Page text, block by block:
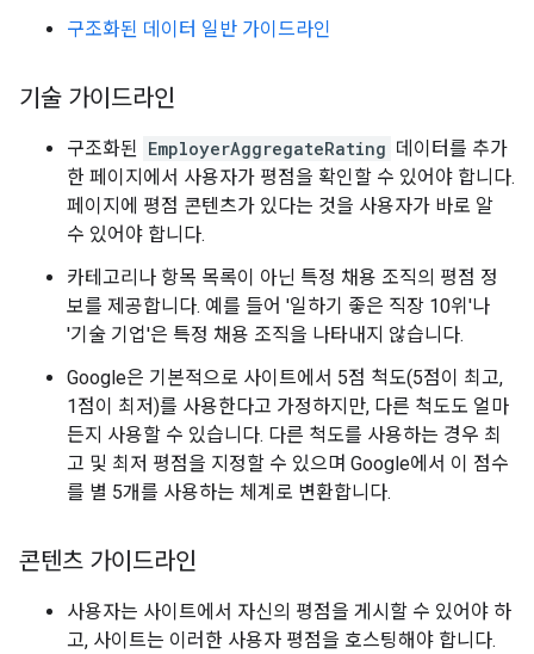
구조화된 데이터 일반 가이드라인
기술 가이드라인
구조화된 EmployerAggregateRating 데이터를 추가
한 페이지에서 사용자가 평점을 확인할 수 있어야 합니다.
페이지에 평점 콘텐츠가 있다는 것을 사용자가 바로 알
수 있어야 합니다.
카테고리나 항목 목록이 아닌 특정 채용 조직의 평점 정
보를 제공합니다. 예를 들어 '일하기 좋은 직장 10위'나
'기술 기업'은 특정 채용 조직을 나타내지 않습니다.
Google은 기본적으로 사이트에서 5점 척도(5점이 최고,
1점이 최저)를 사용한다고 가정하지만, 다른 척도도 얼마
든지 사용할 수 있습니다. 다른 척도를 사용하는 경우 최
고 및 최저 평점을 지정할 수 있으며 Google에서 이 점수
를 별 5개를 사용하는 체계로 변환합니다.
콘텐츠 가이드라인
사용자는 사이트에서 자신의 평점을 게시할 수 있어야 하
고, 사이트는 이러한 사용자 평점을 호스팅해야 합니다.